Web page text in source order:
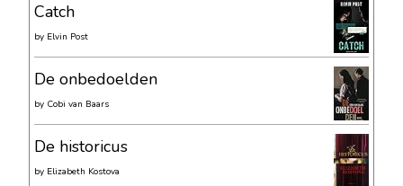
Catch
by Elvin Post
De onbedoelden
by Cobi van Baars
De historicus
by Elizabeth Kostova